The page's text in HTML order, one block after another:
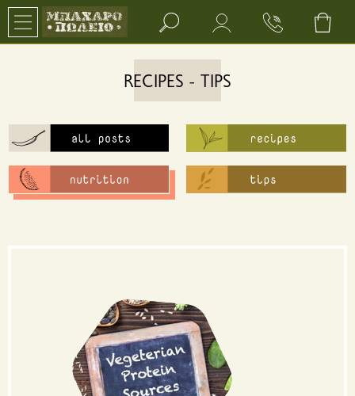
Search bar input field
RECIPES - TIPS